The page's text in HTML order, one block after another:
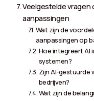
Veelgestelde vragen
aanpassingen
Wat zijn de
aanpassingen op
Hoe integreert AI
systemen?
Zijn AI-gestuurde
bedrijven?
Wat zijn de